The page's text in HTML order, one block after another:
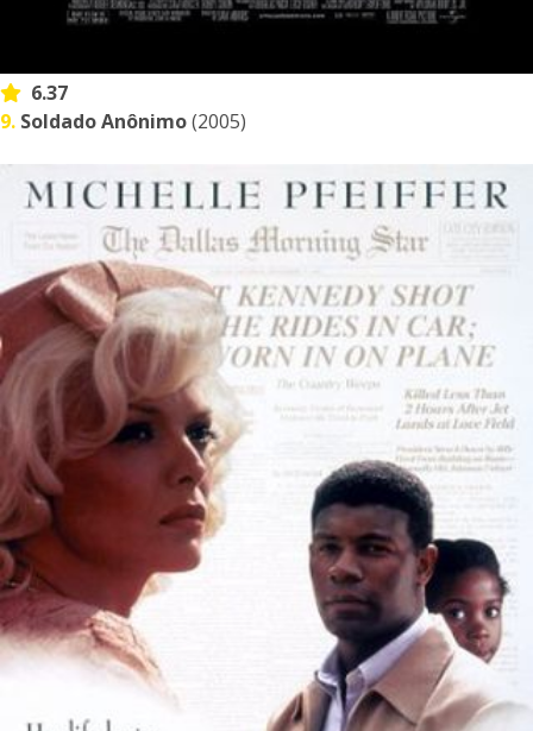
6.37
9. Soldado Anônimo(2005)